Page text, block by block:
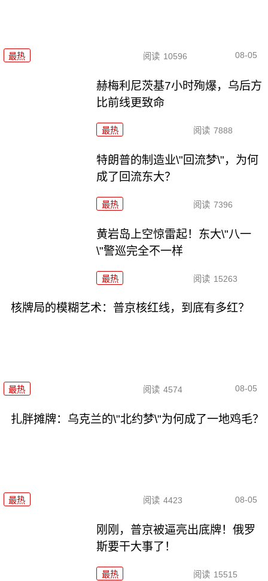
最热 阅读 10596 08-05
赫梅利尼茨基7小时殉爆，乌后方
比前线更致命
最热 阅读 7888
特朗普的制造业\"回流梦\"，为何
成了回流东大？
最热 阅读 7396
黄岩岛上空惊雷起！东大\"八一
\"警巡完全不一样
最热 阅读 15263
核牌局的模糊艺术：普京核红线，到底有多红？
最热 阅读 4574 08-05
扎胖摊牌：乌克兰的\"北约梦\"为何成了一地鸡毛？
最热 阅读 4423 08-05
刚刚，普京被逼亮出底牌！俄罗
斯要干大事了！
最热 阅读 15515